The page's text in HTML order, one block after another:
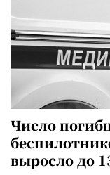
Число
выросло до